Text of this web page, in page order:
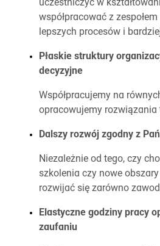
uczestniczyć w
współpracować z
lepszych procesów i
Płaskie struktury
decyzyjne
Współpracujemy na
opracowujemy rozwiązania
Dalszy rozwój zgodny z
Niezależnie od tego, czy
szkolenia czy nowe
rozwijać się zarówno
Elastyczne godziny pracy
zaufaniu